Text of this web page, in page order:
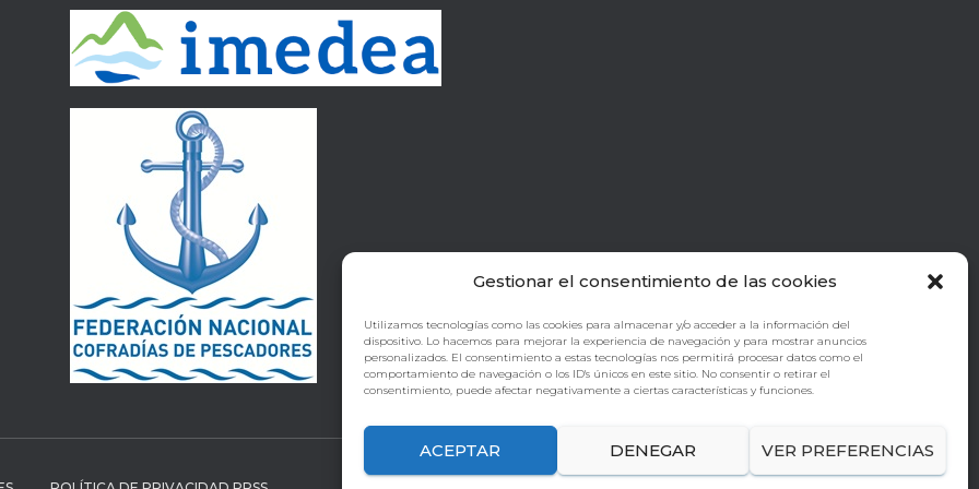
Gestionar el consentimiento de las cookies
Utilizamos tecnologías como las cookies para almacenar y/o acceder a la información del
dispositivo. Lo hacemos para mejorar la experiencia de navegación y para mostrar anuncios
personalizados. El consentimiento a estas tecnologías nos permitirá procesar datos como el
comportamiento de navegación o los ID's únicos en este sitio. No consentir o retirar el
consentimiento, puede afectar negativamente a ciertas características y funciones.
ACEPTAR DENEGAR VER PREFERENCIAS